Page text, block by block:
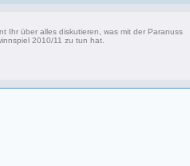
Ihr über alles diskutieren, was mit der Paranuss
2010/11 zu tun hat.